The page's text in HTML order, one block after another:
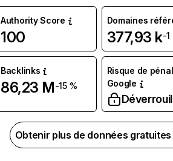
Authority Score
100
Domaines
377,93 k-1
Backlinks
86,23 M-15 %
Risque de
Google
Obtenir plus de données